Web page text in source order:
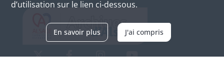
d’utilisation sur le lien ci-dessous.
En savoir plus J'ai compris